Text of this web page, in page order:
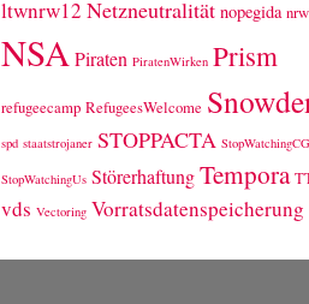
ltwnrw12 Netzneutralität nopegida nrw
NSAPiraten PiratenWirken Prism
refugeecamp RefugeesWelcome
spd staatstrojaner STOPPACTA
StopWatchingUs StörerhaftungTempora
vds Vectoring Vorratsdatenspeicherung